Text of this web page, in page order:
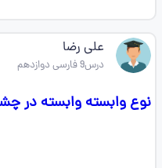
علی رضا
درس9 فارسی دوازدهم
نوع وابسته وابسته در